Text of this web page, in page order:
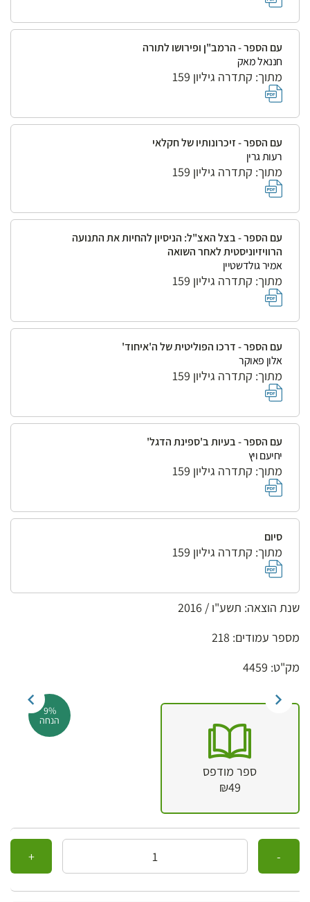
עם הספר - הרמב"ן ופירושו לתורה
חננאל מאק
מתוך: קתדרה גיליון 159
עם הספר - זיכרונותיו של חקלאי
רעות גרין
מתוך: קתדרה גיליון 159
עם הספר - בצל האצ"ל: הניסיון להחיות את התנועה
הרוויזיוניסטית לאחר השואה
אמיר גולדשטיין
מתוך: קתדרה גיליון 159
עם הספר - דרכו הפוליטית של ה'איחוד'
אלון פאוקר
מתוך: קתדרה גיליון 159
עם הספר - בעיות ב'ספינת הדגל'
יחיעם ויץ
מתוך: קתדרה גיליון 159
סיום
מתוך: קתדרה גיליון 159
שנת הוצאה: תשע"ו / 2016
מספר עמודים: 218
מק"ט: 4459
9%
הנחה
ספר מודפס
₪49
כמות